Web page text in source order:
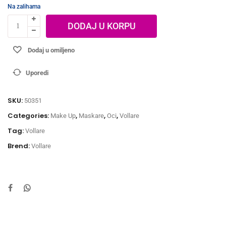
Na zalihama
DODAJ U KORPU
Dodaj u omiljeno
Uporedi
SKU: 50351
Categories: Make Up, Maskare, Oci, Vollare
Tag: Vollare
Brend: Vollare